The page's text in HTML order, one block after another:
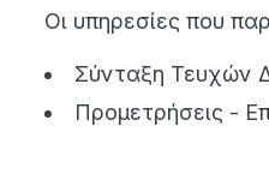
Οι υπηρεσίες που
Σύνταξη Τευχών
Προμετρήσεις -